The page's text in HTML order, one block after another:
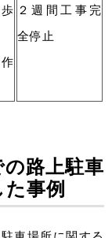
２週間工事完
全停止
路上駐車
事例